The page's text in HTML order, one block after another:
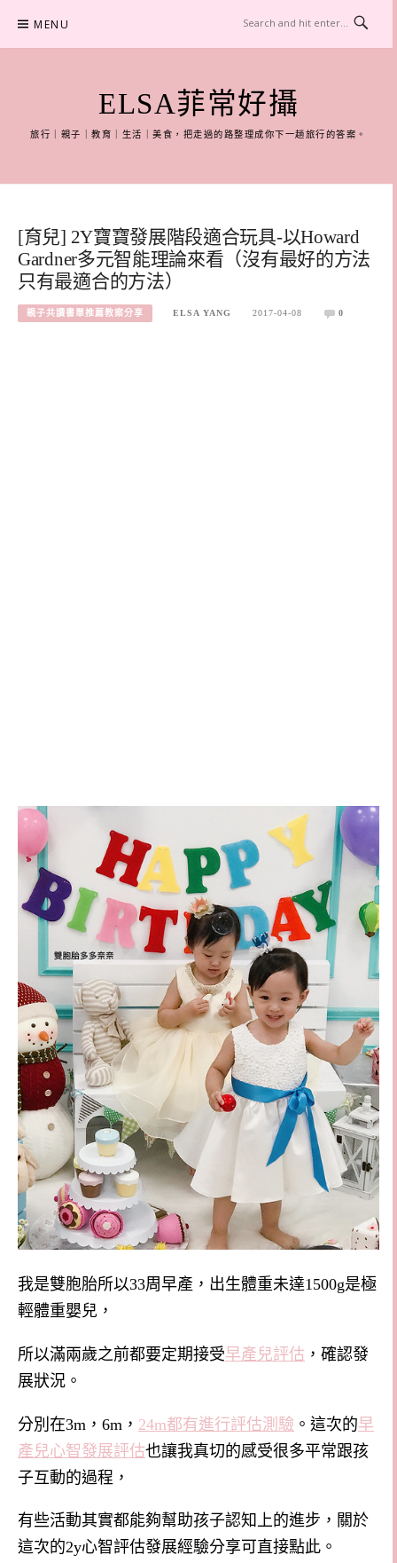
content
MENU
ELSA菲常好攝
旅行｜親子｜教育｜生活｜美食，把走過的路整理成你下一趟旅行的答案。
[育兒] 2Y寶寶發展階段適合玩具-以Howard
Gardner多元智能理論來看（沒有最好的方法
只有最適合的方法）
親子共讀書單推薦教案分享 ELSA YANG 2017-04-08 0
我是雙胞胎所以33周早產，出生體重未達1500g是極
輕體重嬰兒，
所以滿兩歲之前都要定期接受早產兒評估 ，確認發
展狀況。
分別在3m，6m， 24m都有進行評估測驗 。 這次的早
產兒心智發展評估也讓我真切的感受很多平常跟孩
子互動的過程，
有些活動其實都能夠幫助孩子認知上的進步，關於
這次的2y心智評估發展經驗分享可直接點此。